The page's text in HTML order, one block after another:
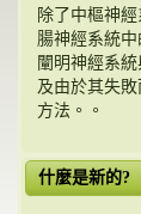
除了中樞神
腸神經系統
闡明神經系
及由於其失
方法。。
什麼是新的?